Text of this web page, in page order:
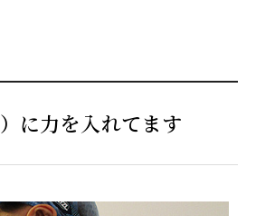
に力を入れてます